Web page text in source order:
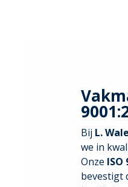
Bij L.
we in
Onze
bevestigt